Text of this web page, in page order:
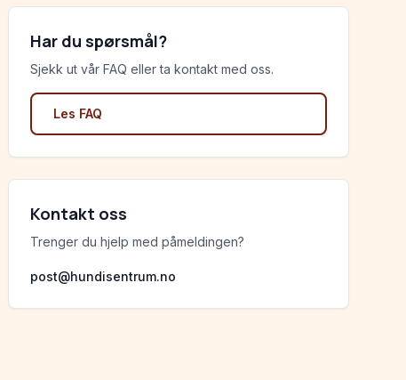
Har du spørsmål?
Sjekk ut vår FAQ eller ta kontakt med oss.
Les FAQ
Kontakt oss
Trenger du hjelp med påmeldingen?
post@hundisentrum.no